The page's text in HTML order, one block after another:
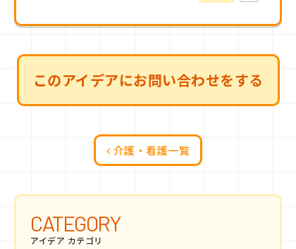
このアイデアにお問い合わせをする
介護・看護一覧
CATEGORY
アイデア カテゴリ